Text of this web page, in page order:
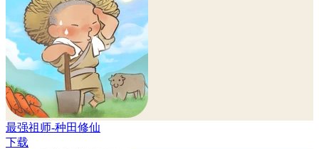
最强祖师-种田修仙
下载